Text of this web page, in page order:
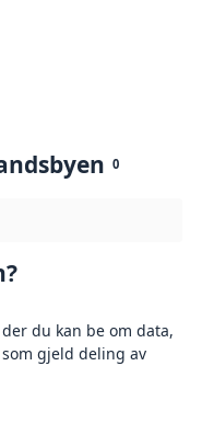
0
du kan be om data,
gjeld deling av